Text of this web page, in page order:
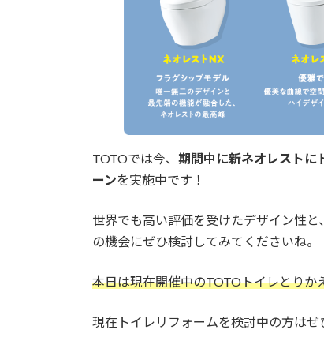
TOTOでは今、 期間中に新ネオレストに
ーンを実施中です！
世界でも高い評価を受けたデザイン性
の機会にぜひ検討してみてくださいね。
本日は現在開催中のTOTOトイレとりか
現在トイレリフォームを検討中の方はぜ